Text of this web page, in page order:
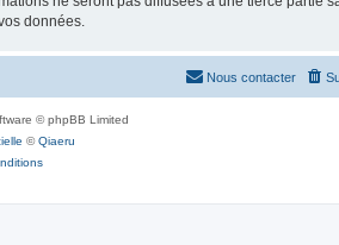
données.
Nous contacter
© phpBB Limited
©Qiaeru